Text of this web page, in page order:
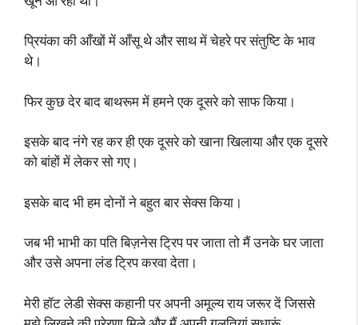
प्रियंका की आँखों में आँसू थे और साथ में चेहरे पर संतुष्टि के भाव
थे।
फिर कुछ देर बाद बाथरूम में हमने एक दूसरे को साफ किया।
इसके बाद नंगे रह कर ही एक दूसरे को खाना खिलाया और एक दूसरे
को बांहों में लेकर सो गए।
इसके बाद भी हम दोनों ने बहुत बार सेक्स किया।
जब भी भाभी का पति बिज़नेस ट्रिप पर जाता तो मैं उनके घर जाता
और उसे अपना लंड ट्रिप करवा देता।
मेरी हॉट लेडी सेक्स कहानी पर अपनी अमूल्य राय जरूर दें जिससे